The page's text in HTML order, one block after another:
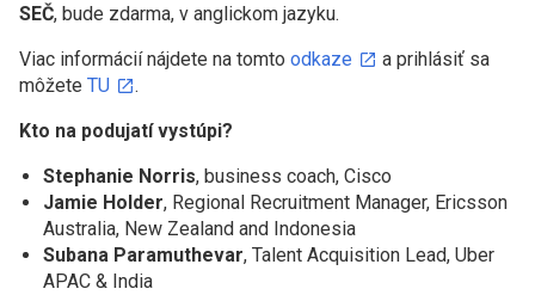
SEČ, bude zdarma, v anglickom jazyku.
Viac informácií nájdete na tomto odkaze
a prihlásiť sa
môžete TU
.
Kto na podujatí vystúpi?
Stephanie Norris, business coach, Cisco
Jamie Holder, Regional Recruitment Manager, Ericsson
Australia, New Zealand and Indonesia
Subana Paramuthevar, Talent Acquisition Lead, Uber
APAC & India